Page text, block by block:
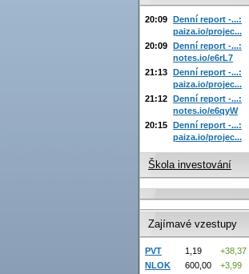
20:09 Denní report -...:
paiza.io/projec...
20:09 Denní report -...:
notes.io/e6rL7
21:13 Denní report -...:
paiza.io/projec...
21:12 Denní report -...:
notes.io/e6qyW
20:15 Denní report -...:
paiza.io/projec...
Škola investování
Zajímavé vzestupy
PVT 1,19
+38,37
NLOK
600,00
+3,99